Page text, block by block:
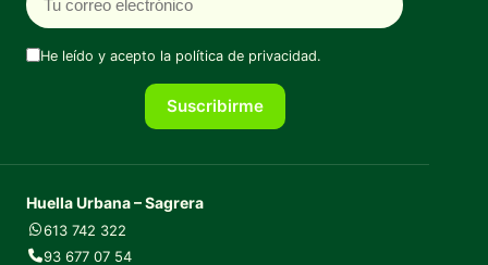
He leído y acepto la política de privacidad.
Suscribirme
Huella Urbana – Sagrera
613 742 322
93 677 07 54